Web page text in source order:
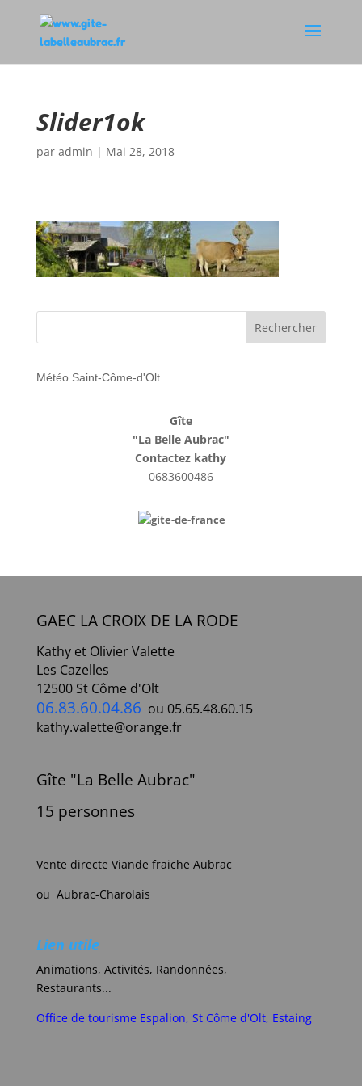
Slider1ok
par admin | Mai 28, 2018
Météo Saint-Côme-d'Olt
Gîte
"La Belle Aubrac"
Contactez kathy
0683600486
GAEC LA CROIX DE LA RODE
Kathy et Olivier Valette
Les Cazelles
12500 St Côme d'Olt
06.83.60.04.86 ou 05.65.48.60.15
kathy.valette@orange.fr
Gîte "La Belle Aubrac"
15 personnes
Vente directe Viande fraiche Aubrac
ou Aubrac-Charolais
Lien utile
Animations, Activités, Randonnées,
Restaurants...
Office de tourisme Espalion, St Côme d'Olt, Estaing